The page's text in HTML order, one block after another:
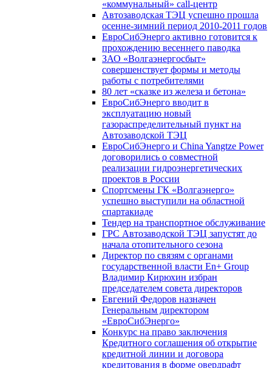
«коммунальный» call-центр
Автозаводская ТЭЦ успешно прошла
осенне-зимний период 2010-2011 годов
ЕвроСибЭнерго активно готовится к
прохождению весеннего паводка
ЗАО «Волгаэнергосбыт»
совершенствует формы и методы
работы с потребителями
80 лет «сказке из железа и бетона»
ЕвроСибЭнерго вводит в
эксплуатацию новый
газораспределительный пункт на
Автозаводской ТЭЦ
ЕвроСибЭнерго и China Yangtze Power
договорились о совместной
реализации гидроэнергетических
проектов в России
Спортсмены ГК «Волгаэнерго»
успешно выступили на областной
спартакиаде
Тендер на транспортное обслуживание
ГРС Автозаводской ТЭЦ запустят до
начала отопительного сезона
Директор по связям с органами
государственной власти En+ Group
Владимир Кирюхин избран
председателем совета директоров
Евгений Федоров назначен
Генеральным директором
«ЕвроСибЭнерго»
Конкурс на право заключения
Кредитного соглашения об открытие
кредитной линии и договора
кредитования в форме овердрафт